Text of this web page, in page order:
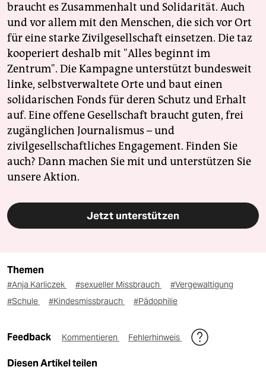
braucht es Zusammenhalt und Solidarität. Auch
und vor allem mit den Menschen, die sich vor Ort
für eine starke Zivilgesellschaft einsetzen. Die taz
kooperiert deshalb mit "Alles beginnt im
Zentrum". Die Kampagne unterstützt bundesweit
linke, selbstverwaltete Orte und baut einen
solidarischen Fonds für deren Schutz und Erhalt
auf. Eine offene Gesellschaft braucht guten, frei
zugänglichen Journalismus – und
zivilgesellschaftliches Engagement. Finden Sie
auch? Dann machen Sie mit und unterstützen Sie
unsere Aktion.
Jetzt unterstützen
Themen
#Anja Karliczek #sexueller Missbrauch
#Vergewaltigung
#Schule
#Kindesmissbrauch #Pädophilie
Feedback Kommentieren Fehlerhinweis
Diesen Artikel teilen